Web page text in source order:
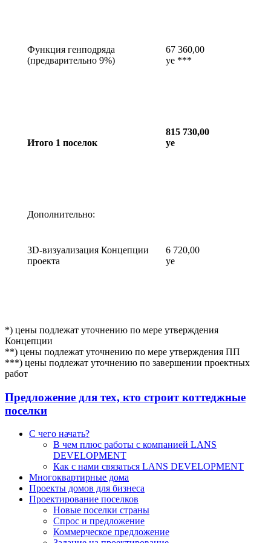
Функция генподряда
(предварительно 9%)
67 360,00
уе ***
Итого 1 поселок
815 730,00
уе
Дополнительно:
3D-визуализация Концепции
проекта
6 720,00
уе
*) цены подлежат уточнению по мере утверждения
Концепции
**) цены подлежат уточнению по мере утверждения ПП
***) цены подлежат уточнению по завершении проектных
работ
Предложение для тех, кто строит коттеджные
поселки
С чего начать?
В чем плюс работы с компанией LANS
DEVELOPMENT
Как с нами связаться LANS DEVELOPMENT
Многоквартирные дома
Проекты домов для бизнеса
Проектирование поселков
Новые поселки страны
Спрос и предложение
Коммерческое предложение